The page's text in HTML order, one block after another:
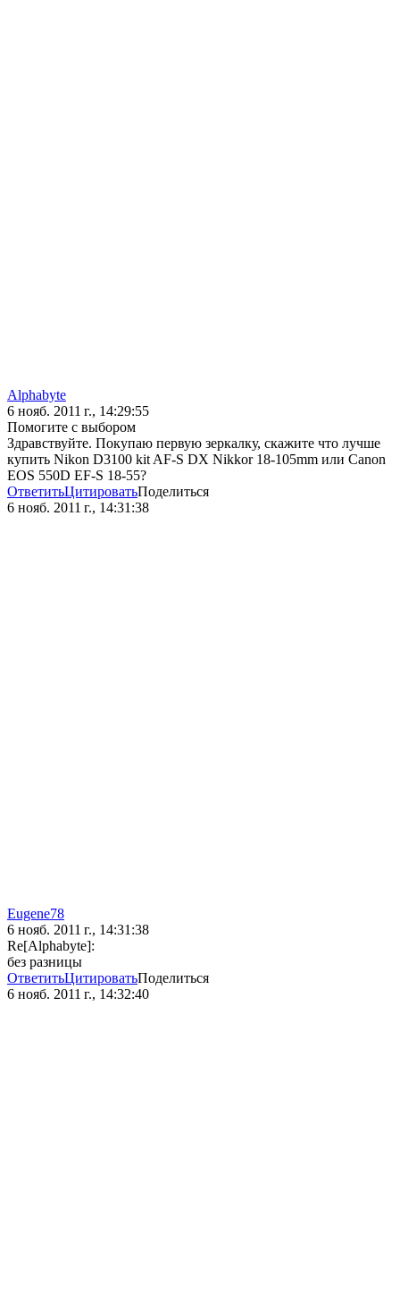
Alphabyte
6 нояб. 2011 г., 14:29:55
Помогите с выбором
Здравствуйте. Покупаю первую зеркалку, скажите что лучше
купить Nikon D3100 kit AF-S DX Nikkor 18-105mm или Canon
EOS 550D EF-S 18-55?
ОтветитьЦитироватьПоделиться
6 нояб. 2011 г., 14:31:38
Eugene78
6 нояб. 2011 г., 14:31:38
Re[Alphabyte]:
без разницы
ОтветитьЦитироватьПоделиться
6 нояб. 2011 г., 14:32:40